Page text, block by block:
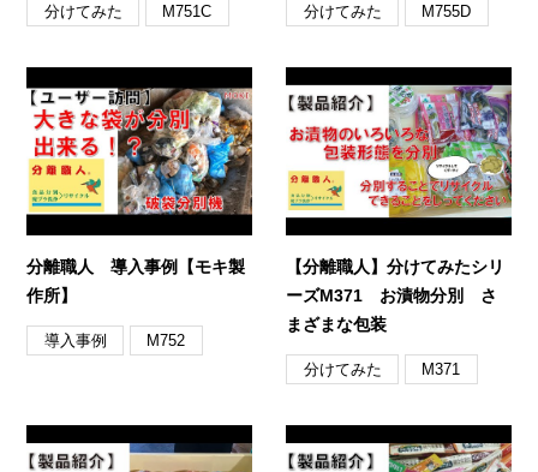
分けてみた M751C 分けてみた M755D
分離職人 導入事例【モキ製
作所】
導入事例 M752
【分離職人】分けてみたシリ
ーズM371 お漬物分別 さ
まざまな包装
分けてみた M371